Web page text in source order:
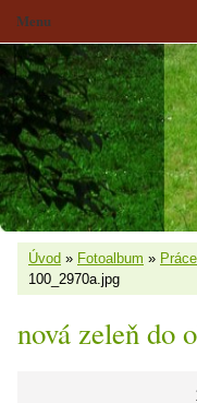
Úvod » Fotoalbum »
100_2970a.jpg
nová zeleň do
Menu